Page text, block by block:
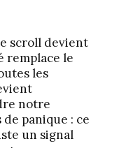
scroll devient
remplace le
les
notre
de panique : ce
un signal